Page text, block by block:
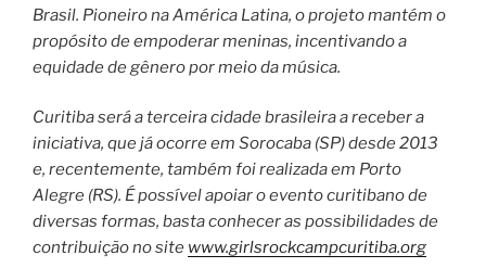
Brasil. Pioneiro na América Latina, o projeto mantém o
propósito de empoderar meninas, incentivando a
equidade de gênero por meio da música.
Curitiba será a terceira cidade brasileira a receber a
iniciativa, que já ocorre em Sorocaba (SP) desde 2013
e, recentemente, também foi realizada em Porto
Alegre (RS). É possível apoiar o evento curitibano de
diversas formas, basta conhecer as possibilidades de
contribuição no site www.girlsrockcampcuritiba.org